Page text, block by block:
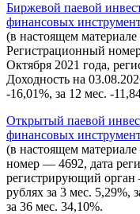
Биржевой паевой
финансовых
(в настоящем
Регистрационный
Октября 2021 года,
Доходность на
-16,01%, за 12 мес. -
Открытый паевой
финансовых
(в настоящем
номер — 4692, дата
регистрирующий орган
рублях за 3 мес. 5,29%,
за 36 мес. 34,10%.